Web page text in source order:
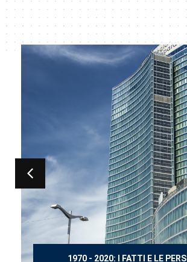
150 ANNI DOPO MANZONI